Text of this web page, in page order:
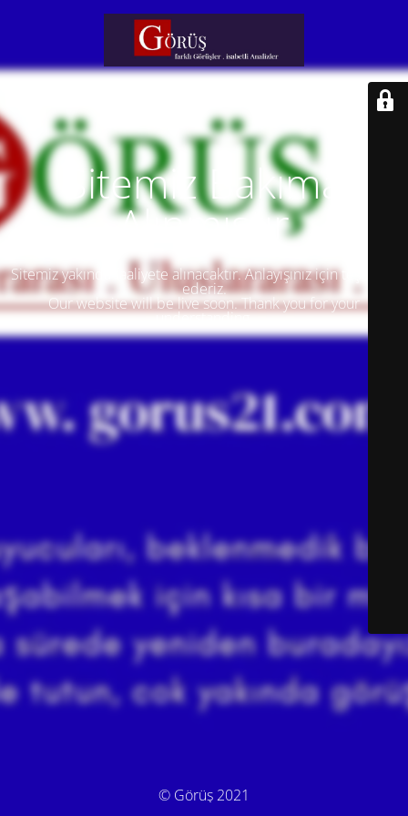
Sitemiz Bakıma
Alınmıştır
Sitemiz yakında faaliyete alınacaktır. Anlayışınız için teşekkür
ederiz.
Our website will be live soon. Thank you for your
understanding.
© Görüş 2021